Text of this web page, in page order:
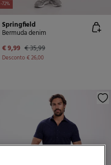
-72%
Springfield
Bermuda denim
€ 9,99 € 35,99
Desconto€ 26,00